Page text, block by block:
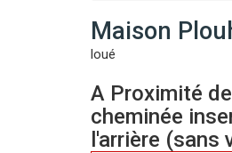
Maison
loué
A Proximité
cheminée
l'arrière (sans